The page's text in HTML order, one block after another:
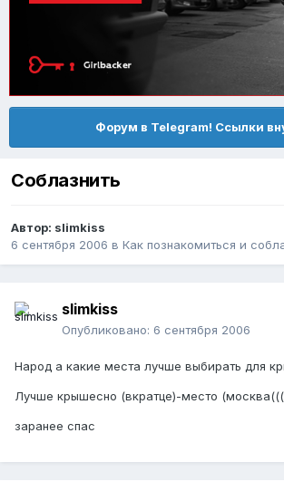
Форум в Telegram! Ссылки
Соблазнить
Автор: slimkiss
6 сентября 2006 в Как познакомиться и
slimkiss
Опубликовано: 6 сентября 2006
Народ а какие места лучше выбирать для
Лучше крышесно (вкратце)-место (москва(((
заранее спас